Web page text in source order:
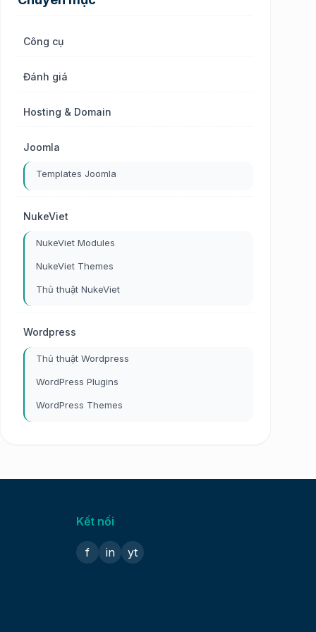
Công cụ
Đánh giá
Hosting & Domain
Joomla
Templates Joomla
NukeViet
NukeViet Modules
NukeViet Themes
Thủ thuật NukeViet
Wordpress
Thủ thuật Wordpress
WordPress Plugins
WordPress Themes
Kết nối
f in yt